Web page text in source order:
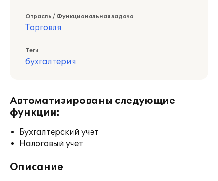
Отрасль / Функциональная задача
Торговля
Теги
бухгалтерия
Автоматизированы следующие
функции:
Бухгалтерский учет
Налоговый учет
Описание